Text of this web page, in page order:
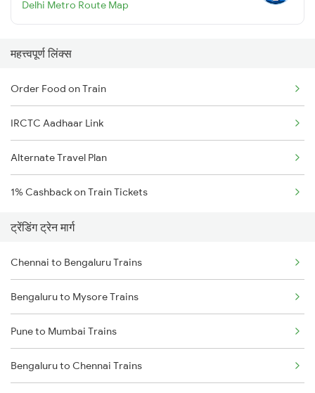
Delhi Metro Route Map
महत्त्वपूर्ण लिंक्स
Order Food on Train
IRCTC Aadhaar Link
Alternate Travel Plan
1% Cashback on Train Tickets
ट्रेंडिंग ट्रेन मार्ग
Chennai to Bengaluru Trains
Bengaluru to Mysore Trains
Pune to Mumbai Trains
Bengaluru to Chennai Trains